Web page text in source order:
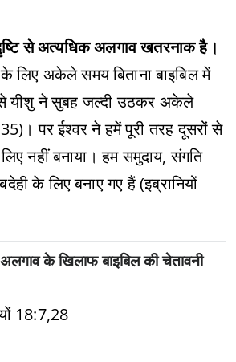
से अत्यधिक अलगाव खतरनाक है।
के लिए अकेले समय बिताना बाइबिल में
यीशु ने सुबह जल्दी उठकर अकेले
पर ईश्वर ने हमें पूरी तरह दूसरों से
नहीं बनाया। हम समुदाय, संगति
के लिए बनाए गए हैं (इब्रानियों
के खिलाफ बाइबिल की चेतावनी
18:7,28